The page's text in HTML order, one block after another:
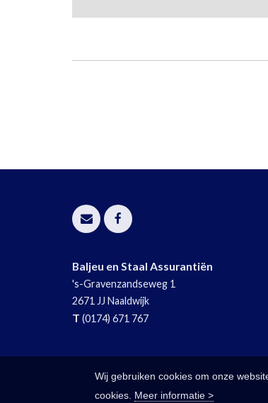
Wij gebruiken cookies om onze
cookies. Meer informatie >
Baljeu en Staal Assurantiën
's-Gravenzandseweg 1
2671 JJ Naaldwijk
T (0174) 671 767